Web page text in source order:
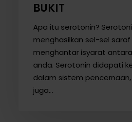
BUKIT
Apa itu serotonin?
menghasilkan sel-sel saraf
menghantar isyarat
anda. Serotonin didapati
dalam sistem
juga…